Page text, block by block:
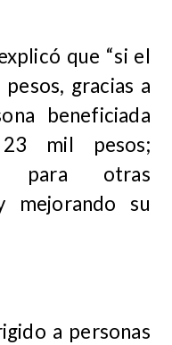
que “si el
gracias a
beneficiada
mil pesos;
para otras
mejorando su
a personas